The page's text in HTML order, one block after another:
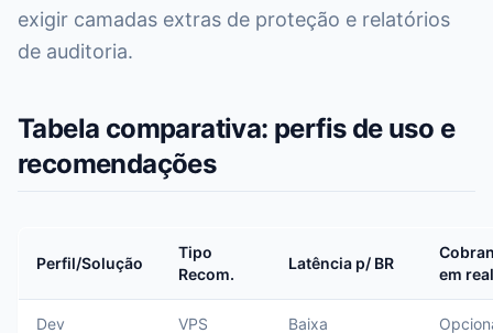
exigir camadas extras de proteção e relatórios
de auditoria.
Tabela comparativa: perfis de uso e
recomendações
Perfil/Solução
Tipo
Recom.
Latência p/ BR
em real
Dev
VPS
Baixa